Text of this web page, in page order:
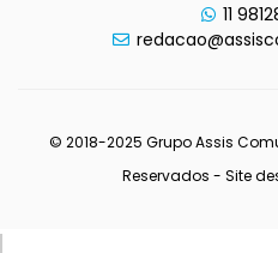
11
© 2018-2025 Grupo Assis
Reservados - Site